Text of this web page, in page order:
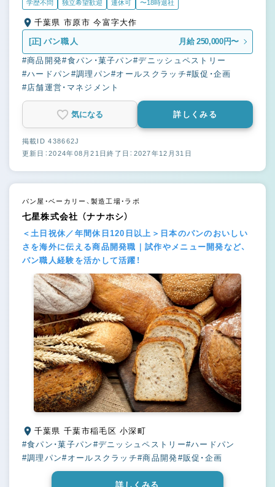
学歴不問 独立希望歓迎 連休可 〜18時退社
千葉県 市原市 今富字大作
[正] パン職人 月給 250,000円〜
#商品開発#食パン・菓子パン#デニッシュペストリー
#ハードパン #調理パン#オールスクラッチ#販促・企画
#店舗運営・マネジメント
気になる 詳しくみる
掲載ID 438662J
更新日：2024年08月21日終了日：2027年12月31日
パン屋・ベーカリー、製造工場・ラボ
七星株式会社 （ナナホシ）
＜土日祝休／年間休日120日以上＞日本のパンのおいしい
さを海外に伝える商品開発職｜試作やメニュー開発など、
パン職人経験を活かして活躍！
千葉県 千葉市稲毛区 小深町
#食パン・菓子パン #デニッシュペストリー#ハードパン
#調理パン#オールスクラッチ#商品開発#販促・企画
詳しくみる